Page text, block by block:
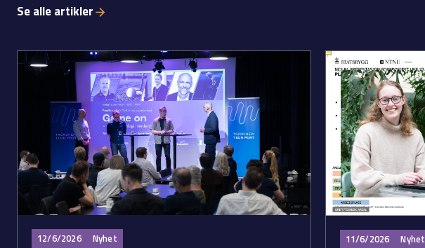
Se alle artikler
12/6/2026 Nyhet 11/6/2026 Nyhet